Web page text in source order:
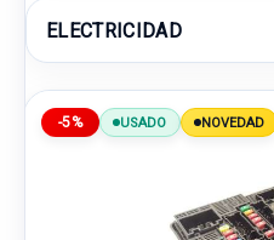
ELECTRICIDAD
-5% USADO NOVEDAD